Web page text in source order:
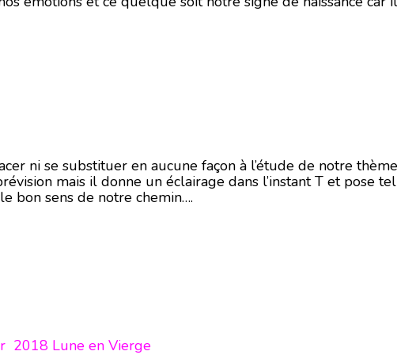
ni se substituer en aucune façon à l’étude de notre
mais il donne un éclairage dans l’instant T et pose
bon sens de notre chemin….
2018 Lune en Vierge